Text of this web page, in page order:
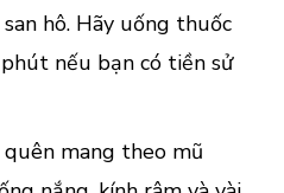
hô. Hãy uống thuốc
nếu bạn có tiền sử
mang theo mũ